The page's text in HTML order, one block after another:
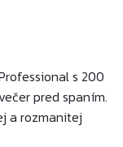
s 200
pred spaním.
a rozmanitej